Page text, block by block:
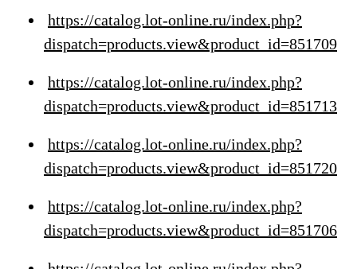
https://catalog.lot-online.ru/index.php?
dispatch=products.view&product_id=851709
https://catalog.lot-online.ru/index.php?
dispatch=products.view&product_id=851713
https://catalog.lot-online.ru/index.php?
dispatch=products.view&product_id=851720
https://catalog.lot-online.ru/index.php?
dispatch=products.view&product_id=851706